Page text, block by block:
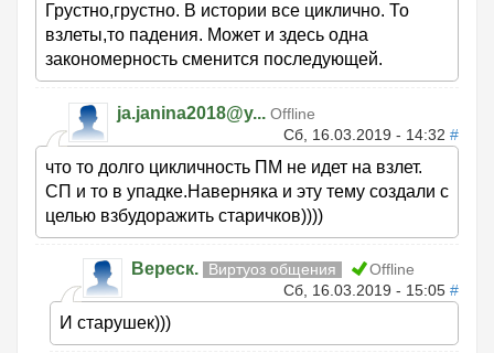
Грустно,грустно. В истории все циклично. То
взлеты,то падения. Может и здесь одна
закономерность сменится последующей.
ja.janina2018@y... Offline
Сб, 16.03.2019 - 14:32 #
что то долго цикличность ПМ не идет на взлет.
СП и то в упадке.Наверняка и эту тему создали с
целью взбудоражить старичков))))
Вереск. Виртуоз общения
Offline
Сб, 16.03.2019 - 15:05 #
И старушек)))